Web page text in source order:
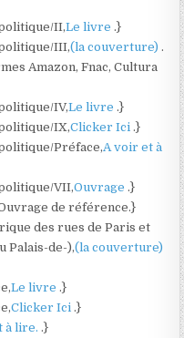
II,Le livre.}
III,(la couverture).
Amazon, Fnac, Cultura
IV,Le livre.}
IX,Clicker Ici.}
Préface,A voir et à
VII,Ouvrage.}
de référence.}
des rues de Paris et
Palais-de-),(la couverture)
Le livre.}
Clicker Ici.}
à lire..}